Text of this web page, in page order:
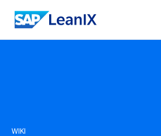
WIKI